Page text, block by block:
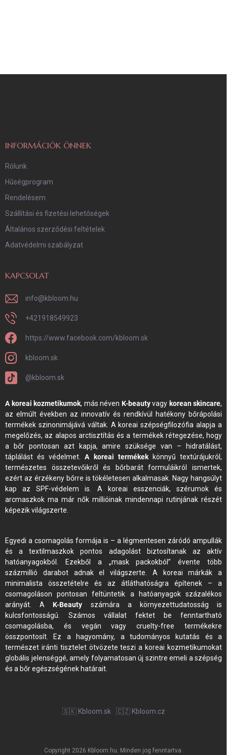
INFORMÁCIÓK ÖNNEK
Rólunk
Hűségprogram
Rendelésem
Szállítási és fizetési lehetőségek
Általános szerződési feltételek
Adatvédelmi szabályzat
KAPCSOLAT
info@kbloom.hu
+421918549923
https://www.facebook.com/kbloom.sk
kbloom.sk
@kbloom.sk
A koreai kozmetikumok, más néven K-beautyvagy korean skincare,
az elmúlt években az innovatív és rendkívül hatékony bőrápolási
termékek szinonimájává váltak. A koreai szépségfilozófia alapja a
megelőzés, az alapos arctisztítás és a termékek rétegezése, hogy
a bőr pontosan azt kapja, amire szüksége van – hidratálást,
táplálást és védelmet.A koreai termékekkönnyű textúrájukról,
természetes összetevőikről és bőrbarát formuláikról ismertek,
ezért az érzékeny bőrre is tökéletesen alkalmasak. Nagy hangsúlyt
kap az SPF-védelem is. A koreai esszenciák, szérumok és
arcmaszkok ma már nők millióinak mindennapi rutinjának részét
képezik világszerte.
Egyedi a csomagolás formája is – a légmentesen záródó ampullák
és a textilmaszkok pontos adagolást biztosítanak az aktív
hatóanyagokból. Ezekből a „mask packokból” évente több
százmillió darabot adnak el világszerte. A koreai márkák a
minimalista összetételre és az átláthatóságra építenek – a
csomagoláson pontosan feltüntetik a hatóanyagok százalékos
arányát. A K-Beauty számára a környezettudatosság is
kulcsfontosságú. Számos vállalat fektet be fenntartható
csomagolásba, és vegán vagy cruelty-free termékekre
összpontosít. Ez a hagyomány, a tudományos kutatás és a
természet iránti tisztelet ötvözete teszi a koreai kozmetikumokat
globális jelenséggé, amely folyamatosan új szintre emeli a szépség
és a bőr egészségének határait.
🇸🇰 Kbloom.sk 🇨🇿 Kbloom.cz
Copyright 2026 Kbloom.hu. Minden jog fenntartva.